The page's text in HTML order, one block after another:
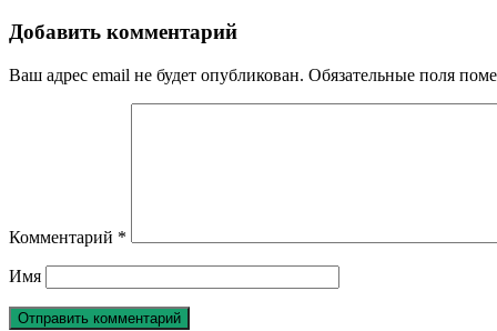
Добавить комментарий
Ваш адрес email не будет опубликован. Обязательные поля
Комментарий *
Имя